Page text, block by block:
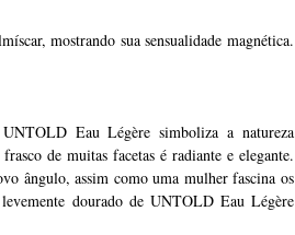
mostrando sua sensualidade magnética.
Eau Légère simboliza a natureza
de muitas facetas é radiante e elegante.
ângulo, assim como uma mulher fascina os
dourado de UNTOLD Eau Légère